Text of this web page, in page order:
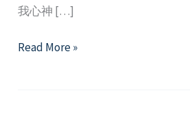
我心神 […]
「小
Read More »